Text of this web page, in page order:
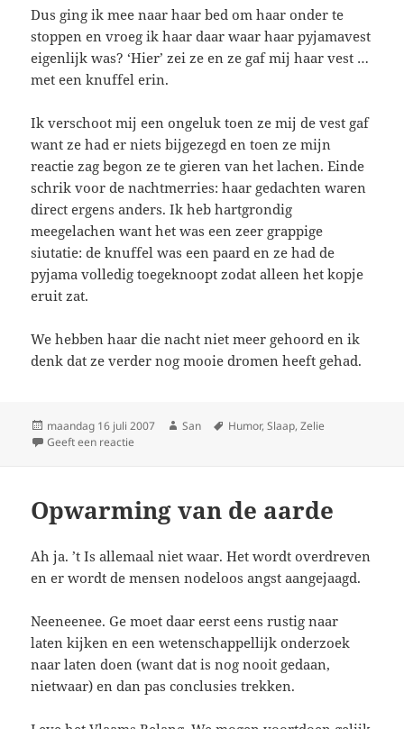
Dus ging ik mee naar haar bed om haar onder te
stoppen en vroeg ik haar daar waar haar pyjamavest
eigenlijk was? ‘Hier’ zei ze en ze gaf mij haar vest …
met een knuffel erin.
Ik verschoot mij een ongeluk toen ze mij de vest gaf
want ze had er niets bijgezegd en toen ze mijn
reactie zag begon ze te gieren van het lachen. Einde
schrik voor de nachtmerries: haar gedachten waren
direct ergens anders. Ik heb hartgrondig
meegelachen want het was een zeer grappige
siutatie: de knuffel was een paard en ze had de
pyjama volledig toegeknoopt zodat alleen het kopje
eruit zat.
We hebben haar die nacht niet meer gehoord en ik
denk dat ze verder nog mooie dromen heeft gehad.
Geplaatst
op
maandag 16 juli 2007 Auteur
San Tags
Humor,Slaap,Zelie
Geeft een reactie
Opwarming van de aarde
Ah ja. ’t Is allemaal niet waar. Het wordt overdreven
en er wordt de mensen nodeloos angst aangejaagd.
Neeneenee. Ge moet daar eerst eens rustig naar
laten kijken en een wetenschappellijk onderzoek
naar laten doen (want dat is nog nooit gedaan,
nietwaar) en dan pas conclusies trekken.